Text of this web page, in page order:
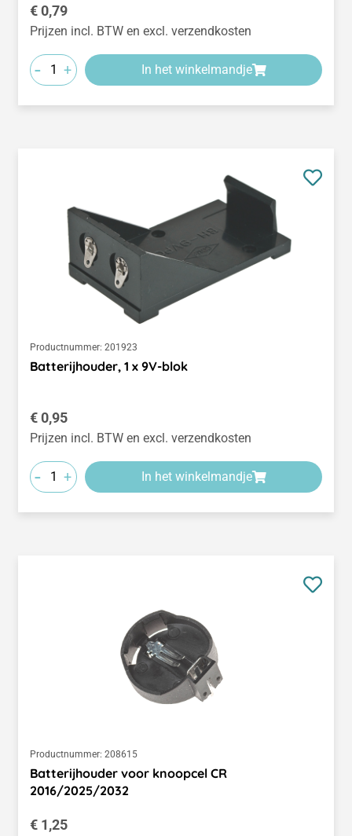
Normale prijs:
€ 0,79
Prijzen incl. BTW en excl. verzendkosten
- + In het winkelmandje
Productnummer: 201923
Batterijhouder, 1 x 9V-blok
Normale prijs:
€ 0,95
Prijzen incl. BTW en excl. verzendkosten
- + In het winkelmandje
Productnummer: 208615
Batterijhouder voor knoopcel CR
2016/2025/2032
Normale prijs:
€ 1,25